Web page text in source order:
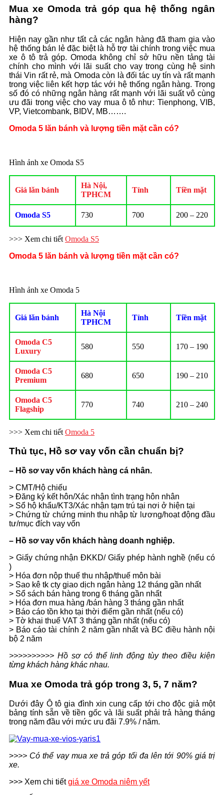
Mua xe Omoda trả góp qua hệ thống ngân
hàng?
Hiện nay gần như tất cả các ngân hàng đã tham gia vào
hệ thống bán lẻ đặc biệt là hỗ trợ tài chính trong việc mua
xe ô tô trả góp. Omoda không chỉ sở hữu nền tảng tài
chính cho mình với lãi suất cho vay trong cùng hệ sinh
thái Vin rất rẻ, mà Omoda còn là đối tác uy tín và rất mạnh
trong việc liên kết hợp tác với hệ thống ngân hàng. Trong
số đó có những ngân hàng rất mạnh với lãi suất vô cùng
ưu đãi trong việc cho vay mua ô tô như: Tienphong, VIB,
VP, Vietcombank, BIDV, MB…….
Omoda 5 lăn bánh và lượng tiền mặt cần có?
Hình ảnh xe Omoda S5
Giá lăn bánh
Hà Nội,
TPHCM
Tỉnh Tiền mặt
Omoda S5 730 700 200 – 220
>>> Xem chi tiết Omoda S5
Omoda 5 lăn bánh và lượng tiền mặt cần có?
Hình ảnh xe Omoda 5
Giá lăn bánh
Hà Nội
TPHCM
Tỉnh Tiền mặt
Omoda C5
Luxury
580 550 170 – 190
Omoda C5
Premium
680 650 190 – 210
Omoda C5
Flagship
770 740 210 – 240
>>> Xem chi tiết Omoda 5
Thủ tục, Hồ sơ vay vốn cần chuẩn bị?
– Hồ sơ vay vốn khách hàng cá nhân.
> CMT/Hộ chiếu
> Đăng ký kết hôn/Xác nhận tình trạng hôn nhân
> Sổ hộ khẩu/KT3/Xác nhận tạm trú tại nơi ở hiện tại
> Chứng từ chứng minh thu nhập từ lương/hoạt động đầu
tư/mục đích vay vốn
– Hồ sơ vay vốn khách hàng doanh nghiệp.
> Giấy chứng nhận ĐKKD/ Giấy phép hành nghề (nếu có
)
> Hóa đơn nộp thuế thu nhập/thuế môn bài
> Sao kê tk cty giao dịch ngân hàng 12 tháng gần nhất
> Sổ sách bán hàng trong 6 tháng gần nhất
> Hóa đơn mua hàng /bán hàng 3 tháng gần nhất
> Báo cáo tồn kho tại thời điểm gần nhất (nếu có)
> Tờ khai thuế VAT 3 tháng gần nhất (nếu có)
> Báo cáo tài chính 2 năm gần nhất và BC điều hành nội
bộ 2 năm
>>>>>>>>>> Hồ sơ có thể linh động tùy theo điều kiện
từng khách hàng khác nhau.
Mua xe Omoda trả góp trong 3, 5, 7 năm?
Dưới đây Ô tô gia đình xin cung cấp tới cho độc giả một
bảng tính sẵn về tiền gốc và lãi suất phải trả hàng tháng
trong năm đầu với mức ưu đãi 7.9% / năm.
>>>> Có thể vay mua xe trả góp tối đa lên tới 90% giá trị
xe.
>>> Xem chi tiếtgiá xe Omoda niêm yết